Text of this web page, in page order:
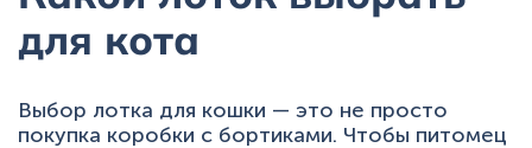
для кота
Выбор лотка для кошки — это не просто
покупка коробки с бортиками. Чтобы питомец